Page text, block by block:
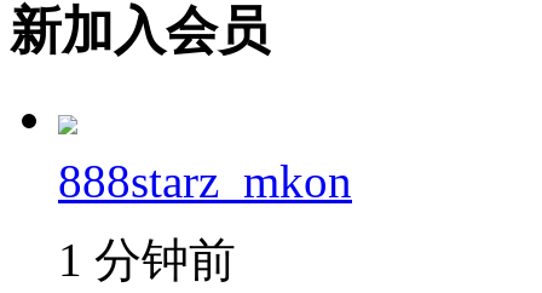
新加入会员
888starz_mkon
1 分钟前